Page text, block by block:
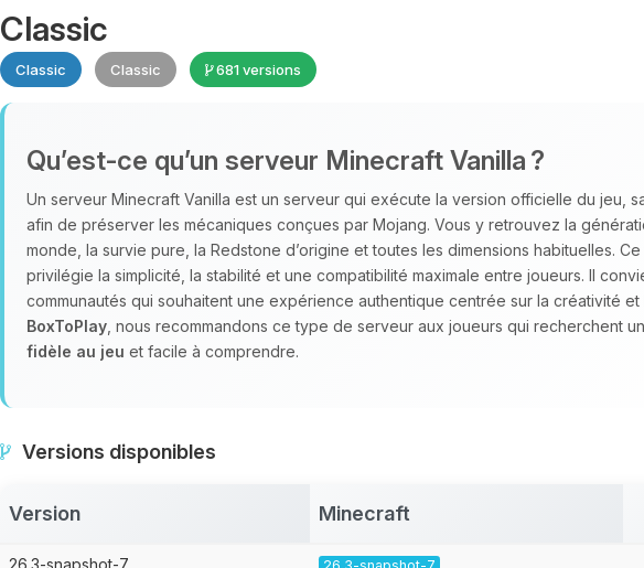
Classic
Classic Classic 681 versions
Qu’est‑ce qu’un serveur Minecraft Vanilla ?
Un serveur Minecraft Vanilla est un serveur qui exécute la version officielle du jeu,
afin de préserver les mécaniques conçues par Mojang. Vous y retrouvez la
monde, la survie pure, la Redstone d’origine et toutes les dimensions habituelles.
privilégie la simplicité, la stabilité et une compatibilité maximale entre joueurs. Il
communautés qui souhaitent une expérience authentique centrée sur la créativité et
BoxToPlay , nous recommandons ce type de serveur aux joueurs qui recherchent
fidèle au jeu et facile à comprendre.
Versions disponibles
Version Minecraft
26.3-snapshot-7